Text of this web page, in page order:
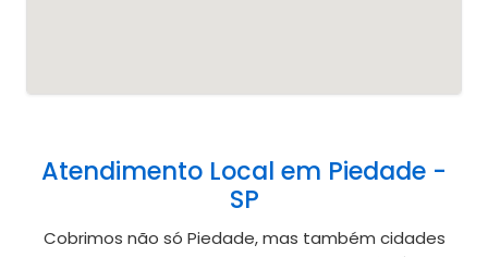
Atendimento Local em Piedade -
SP
Cobrimos não só Piedade, mas também cidades